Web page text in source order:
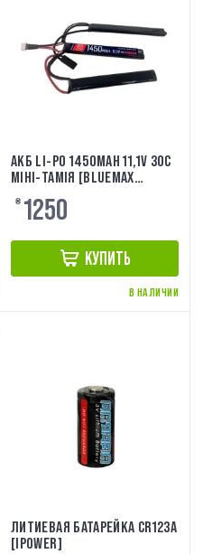
АКБ LI-PO 1450MAH 11,1V 30C
МІНІ-ТАМІЯ [BLUEMAX
POWER]
₴ 1250
КУПИТЬ
В НАЛИЧИИ
ЛИТИЕВАЯ БАТАРЕЙКА CR123A
[IPOWER]